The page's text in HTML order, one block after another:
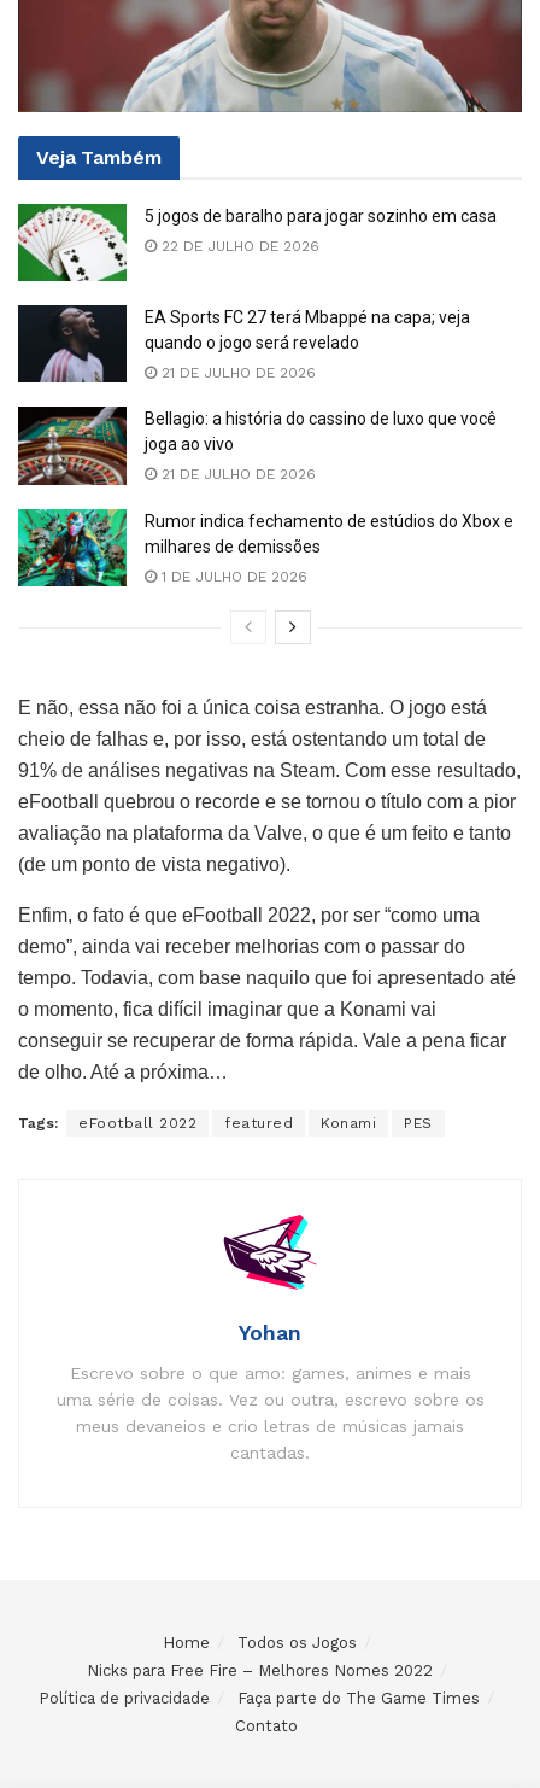
Veja Também
5 jogos de baralho para jogar sozinho em casa
22 DE JULHO DE 2026
EA Sports FC 27 terá Mbappé na capa; veja
quando o jogo será revelado
21 DE JULHO DE 2026
Bellagio: a história do cassino de luxo que você
joga ao vivo
21 DE JULHO DE 2026
Rumor indica fechamento de estúdios do Xbox e
milhares de demissões
1 DE JULHO DE 2026
E não, essa não foi a única coisa estranha. O jogo está
cheio de falhas e, por isso, está ostentando um total de
91% de análises negativas na Steam. Com esse resultado,
eFootball quebrou o recorde e se tornou o título com a pior
avaliação na plataforma da Valve, o que é um feito e tanto
(de um ponto de vista negativo).
Enfim, o fato é que eFootball 2022, por ser “como uma
demo”, ainda vai receber melhorias com o passar do
tempo. Todavia, com base naquilo que foi apresentado até
o momento, fica difícil imaginar que a Konami vai
conseguir se recuperar de forma rápida. Vale a pena ficar
de olho. Até a próxima…
Tags: eFootball 2022 featured Konami PES
Yohan
Escrevo sobre o que amo: games, animes e mais
uma série de coisas. Vez ou outra, escrevo sobre os
meus devaneios e crio letras de músicas jamais
cantadas.
Home
Todos os Jogos
Nicks para Free Fire – Melhores Nomes 2022
Política de privacidade
Faça parte do The Game Times
Contato